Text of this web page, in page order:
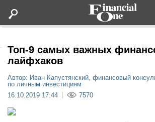
Статьи
Топ-9 самых важных
лайфхаков
Автор: Иван Капустянский, финансовый
по личным инвестициям
16.10.2019 17:44
7570